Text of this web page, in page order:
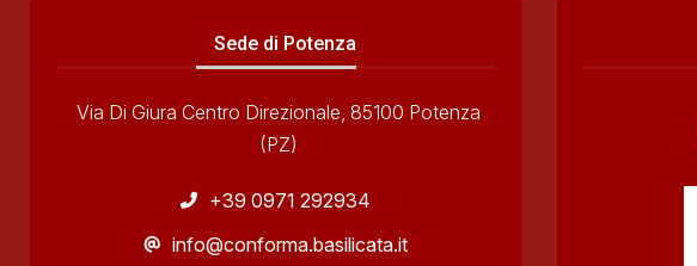
Sede di Potenza
Via Di Giura Centro Direzionale, 85100 Potenza
(PZ)
+39 0971 292934
info@conforma.basilicata.it